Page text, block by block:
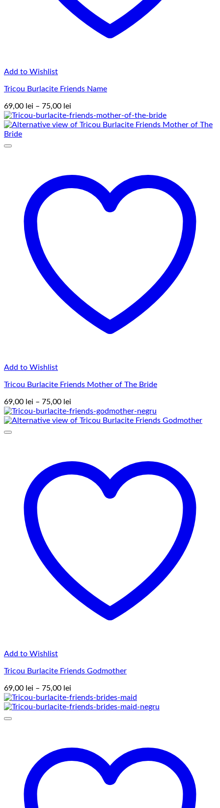
Add to Wishlist
Tricou Burlacite Friends Name
69,00 lei – 75,00 lei
de
prețuri:
Add to Wishlist
Tricou Burlacite Friends Mother of The Bride
69,00 lei – 75,00 lei
de
prețuri:
Add to Wishlist
Tricou Burlacite Friends Godmother
69,00 lei – 75,00 lei
de
prețuri: